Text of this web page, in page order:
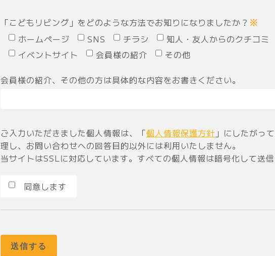
「こどもリビング」をどのような方法でお知りになりましたか？ ※
ホームページ SNS チラシ
知人・友人からのクチコミ
イベントサイト
会員様の紹介 その他
会員様の紹介、その他の方は具体的な内容をお書きください。
ご入力いただきました個人情報は、「個人情報保護方針 」にしたがっ
理し、お問い合わせへの回答目的以外には利用いたしません。
当サイトはSSLに対応しています。すべての個人情報は暗号化して送信
同意します